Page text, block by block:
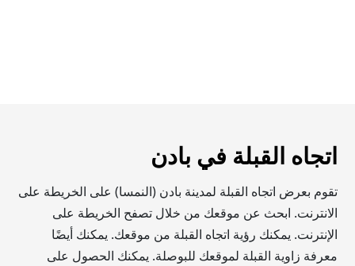
اتجاه القبلة في بادن
تقوم بعرض اتجاه القبلة لمدينة بادن (النمسا) على الخريطة على
الانترنت. ابحث عن موقعك من خلال تصفح الخريطة على
الإنترنت. يمكنك رؤية اتجاه القبلة من موقعك. يمكنك أيضًا
معرفة زاوية القبلة لموقعك للبوصلة. يمكنك الحصول على